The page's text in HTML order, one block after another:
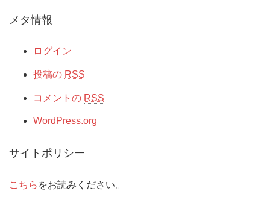
メタ情報
ログイン
投稿の RSS
コメントの RSS
WordPress.org
サイトポリシー
こちら をお読みください。